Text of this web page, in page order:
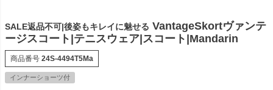
SALE返品不可|後姿もキレイに魅せる VantageSkortヴァンテ
ージスコート|テニスウェア|スコート|Mandarin
商品番号 24S-4494T5Ma
インナーショーツ付